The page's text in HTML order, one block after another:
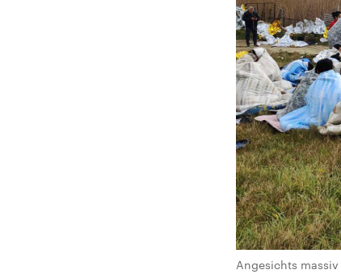
Angesichts